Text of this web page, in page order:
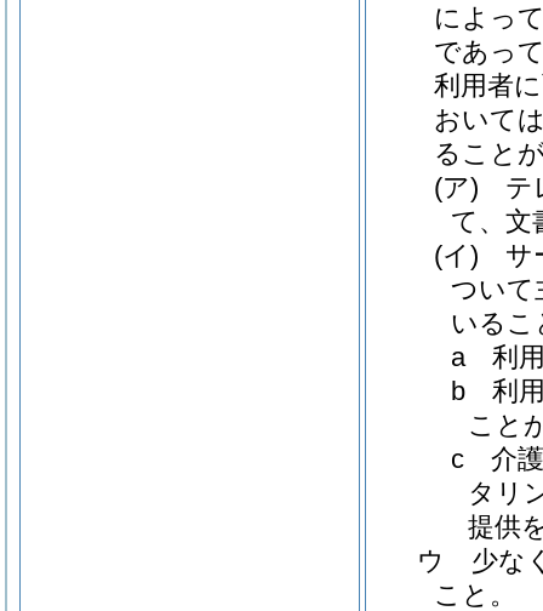
によっ
であっ
利用者
おいて
ること
(ア)
テ
て、文
(イ)
サ
ついて
いるこ
a
利
b
利
こと
c
介
タリ
提供
ウ
少な
こと。